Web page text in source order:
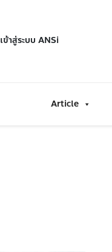
เข้าสู่ระบบ ANSi
Article